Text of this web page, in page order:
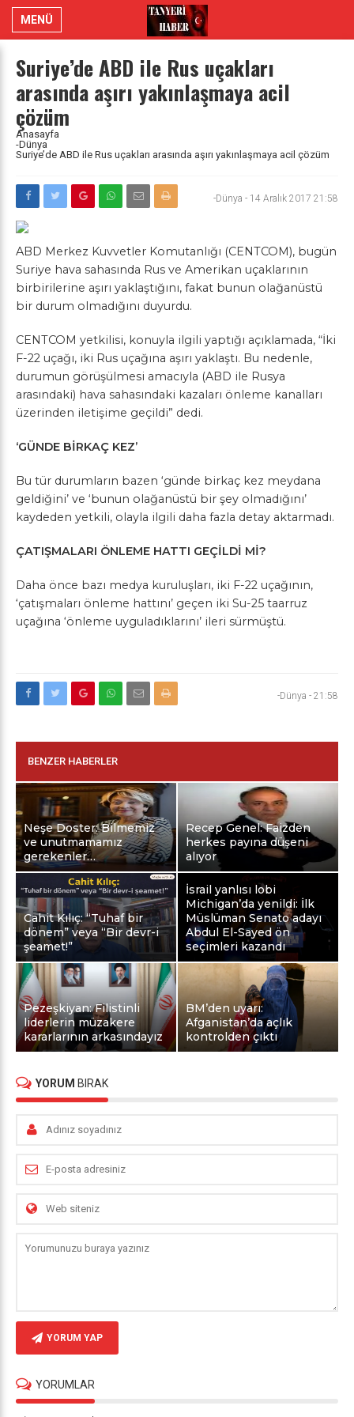
MENÜ
Suriye’de ABD ile Rus uçakları
arasında aşırı yakınlaşmaya acil
çözüm
Anasayfa
-Dünya
Suriye’de ABD ile Rus uçakları arasında aşırı yakınlaşmaya acil çözüm
-Dünya - 14 Aralık 2017 21:58
ABD Merkez Kuvvetler Komutanlığı (CENTCOM), bugün
Suriye hava sahasında Rus ve Amerikan uçaklarının
birbirilerine aşırı yaklaştığını, fakat bunun olağanüstü
bir durum olmadığını duyurdu.
CENTCOM yetkilisi, konuyla ilgili yaptığı açıklamada, “İki
F-22 uçağı, iki Rus uçağına aşırı yaklaştı. Bu nedenle,
durumun görüşülmesi amacıyla (ABD ile Rusya
arasındaki) hava sahasındaki kazaları önleme kanalları
üzerinden iletişime geçildi” dedi.
‘GÜNDE BİRKAÇ KEZ’
Bu tür durumların bazen ‘günde birkaç kez meydana
geldiğini’ ve ‘bunun olağanüstü bir şey olmadığını’
kaydeden yetkili, olayla ilgili daha fazla detay aktarmadı.
ÇATIŞMALARI ÖNLEME HATTI GEÇİLDİ Mİ?
Daha önce bazı medya kuruluşları, iki F-22 uçağının,
‘çatışmaları önleme hattını’ geçen iki Su-25 taarruz
uçağına ‘önleme uyguladıklarını’ ileri sürmüştü.
-Dünya - 21:58
BENZER HABERLER
Neşe Doster: Bilmemiz
ve unutmamamız
gerekenler…
Recep Genel: Faizden
herkes payına düşeni
alıyor
Cahit Kılıç: “Tuhaf bir
dönem” veya “Bir devr-i
şeamet!”
İsrail yanlısı lobi
Michigan’da yenildi: İlk
Müslüman Senato adayı
Abdul El-Sayed ön
seçimleri kazandı
Pezeşkiyan: Filistinli
liderlerin müzakere
kararlarının arkasındayız
BM’den uyarı:
Afganistan’da açlık
kontrolden çıktı
YORUM BIRAK
YORUM YAP
YORUMLAR